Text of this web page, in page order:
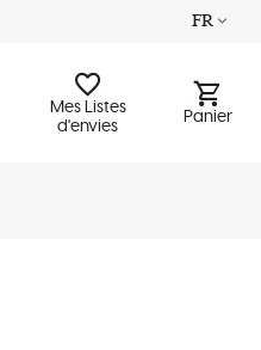
FR
Mes Listes
d'envies
Panier